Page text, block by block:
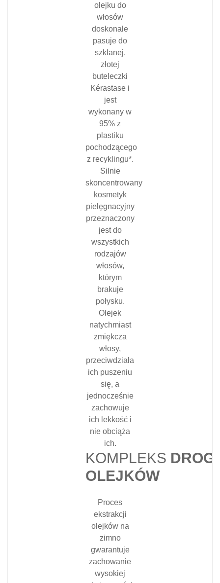
olejku do
włosów
doskonale
pasuje do
szklanej,
złotej
buteleczki
Kérastase i
jest
wykonany w
95% z
plastiku
pochodzącego
z recyklingu*.
Silnie
skoncentrowany
kosmetyk
pielęgnacyjny
przeznaczony
jest do
wszystkich
rodzajów
włosów,
którym
brakuje
połysku.
Olejek
natychmiast
zmiękcza
włosy,
przeciwdziała
ich puszeniu
się, a
jednocześnie
zachowuje
ich lekkość i
nie obciąża
ich.
KOMPLEKS
OLEJKÓW
Proces
ekstrakcji
olejków na
zimno
gwarantuje
zachowanie
wysokiej